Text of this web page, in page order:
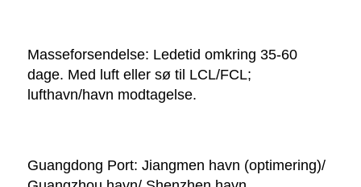
Masseforsendelse: Ledetid omkring 35-60
dage. Med luft eller sø til LCL/FCL;
lufthavn/havn modtagelse.
Guangdong Port: Jiangmen havn (optimering)/